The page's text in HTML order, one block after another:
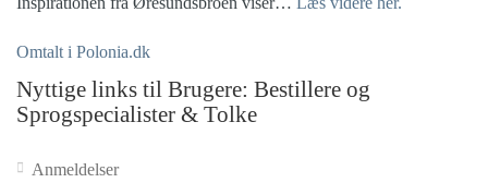
Omtalt i Polonia.dk
Nyttige links til Brugere: Bestillere og
Sprogspecialister & Tolke
Anmeldelser